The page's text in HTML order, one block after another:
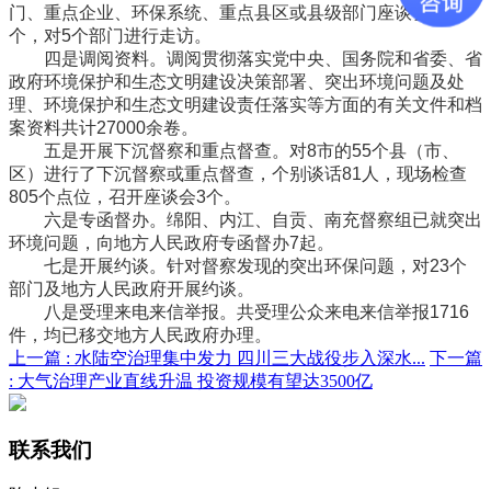
门、重点企业、环保系统、重点县区或县级部门座谈会共34
个，对5个部门进行走访。
四是调阅资料。调阅贯彻落实党中央、国务院和省委、省
政府环境保护和生态文明建设决策部署、突出环境问题及处
理、环境保护和生态文明建设责任落实等方面的有关文件和档
案资料共计27000余卷。
五是开展下沉督察和重点督查。对8市的55个县（市、
区）进行了下沉督察或重点督查，个别谈话81人，现场检查
805个点位，召开座谈会3个。
六是专函督办。绵阳、内江、自贡、南充督察组已就突出
环境问题，向地方人民政府专函督办7起。
七是开展约谈。针对督察发现的突出环保问题，对23个
部门及地方人民政府开展约谈。
八是受理来电来信举报。共受理公众来电来信举报1716
件，均已移交地方人民政府办理。
上一篇 : 水陆空治理集中发力 四川三大战役步入深水... 下一篇
: 大气治理产业直线升温 投资规模有望达3500亿
联系我们